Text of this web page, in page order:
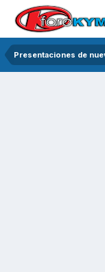
Presentaciones de